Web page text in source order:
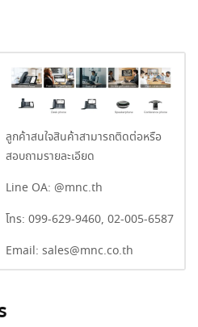
ลูกค้าสนใจสินค้าสามารถติดต่อหรือ
สอบถามรายละเอียด
Line OA: @mnc.th
โทร: 099-629-9460, 02-005-6587
Email: sales@mnc.co.th